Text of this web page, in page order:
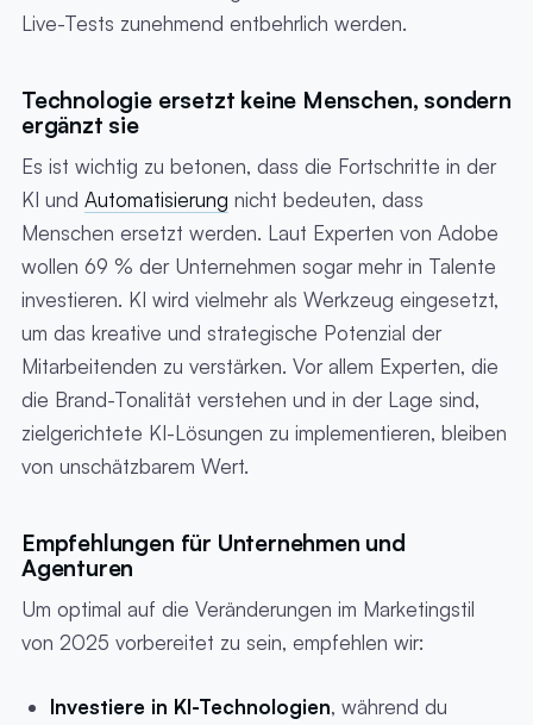
Live-Tests zunehmend entbehrlich werden.
Technologie ersetzt keine Menschen, sondern
ergänzt sie
Es ist wichtig zu betonen, dass die Fortschritte in der
KI und Automatisierung nicht bedeuten, dass
Menschen ersetzt werden. Laut Experten von Adobe
wollen 69 % der Unternehmen sogar mehr in Talente
investieren. KI wird vielmehr als Werkzeug eingesetzt,
um das kreative und strategische Potenzial der
Mitarbeitenden zu verstärken. Vor allem Experten, die
die Brand-Tonalität verstehen und in der Lage sind,
zielgerichtete KI-Lösungen zu implementieren, bleiben
von unschätzbarem Wert.
Empfehlungen für Unternehmen und
Agenturen
Um optimal auf die Veränderungen im Marketingstil
von 2025 vorbereitet zu sein, empfehlen wir:
Investiere in KI-Technologien, während du